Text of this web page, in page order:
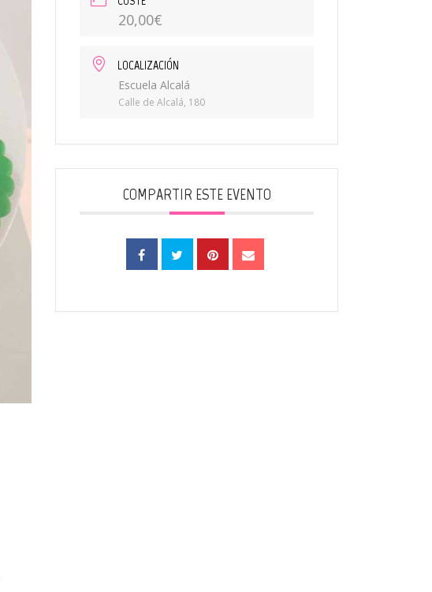
20,00€
LOCALIZACIÓN
Escuela Alcalá
Calle de Alcalá, 180
COMPARTIR ESTE EVENTO